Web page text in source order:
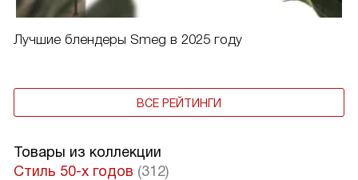
Лучшие блендеры Smeg в 2025 году
ВСЕ РЕЙТИНГИ
Товары из коллекции
Стиль 50-х годов (312)